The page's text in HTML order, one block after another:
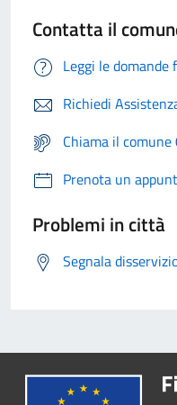
Contatta il
Leggi le domande
Richiedi
Chiama il
Prenota un
Problemi in città
Segnala